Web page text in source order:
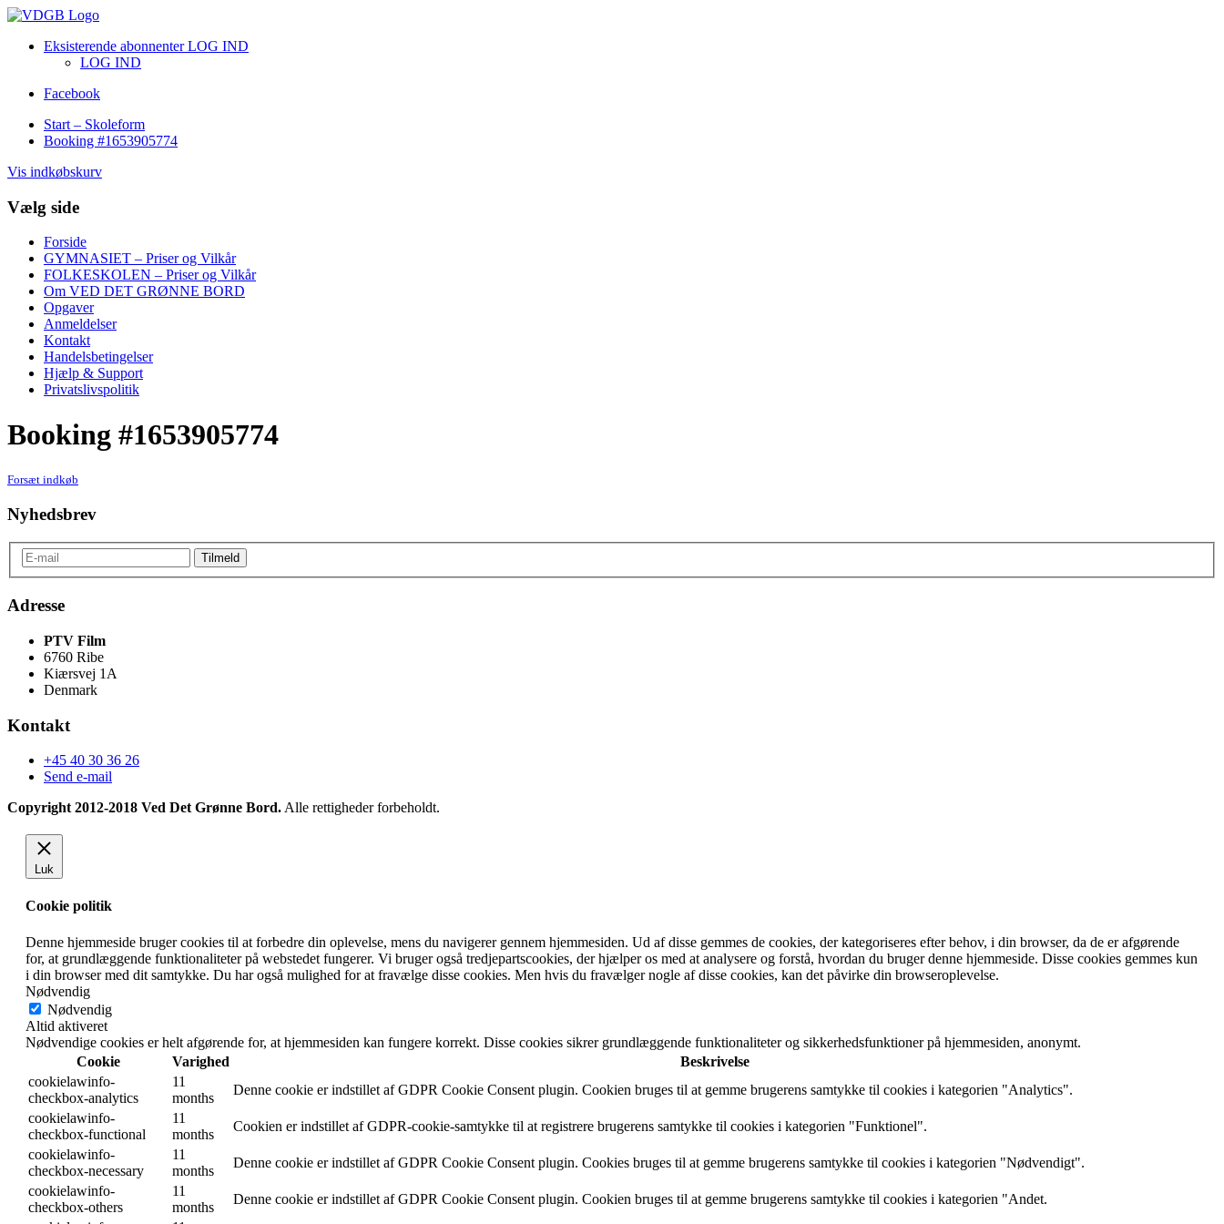
Eksisterende abonnenter LOG IND
LOG IND
Facebook
Start – Skoleform
Booking #1653905774
Vis indkøbskurv
Vælg side
Forside
GYMNASIET – Priser og Vilkår
FOLKESKOLEN – Priser og Vilkår
Om VED DET GRØNNE BORD
Opgaver
Anmeldelser
Kontakt
Handelsbetingelser
Hjælp & Support
Privatslivspolitik
Booking #1653905774
Forsæt indkøb
Nyhedsbrev
Adresse
PTV Film
6760 Ribe
Kiærsvej 1A
Denmark
Kontakt
+45 40 30 36 26
Send e-mail
Copyright 2012-2018 Ved Det Grønne Bord. Alle rettigheder forbeholdt.
Luk
Cookie politik
Denne hjemmeside bruger cookies til at forbedre din oplevelse, mens du navigerer gennem hjemmesiden. Ud af disse gemmes de cookies, der kategoriseres efter behov, i din browser, da de er afgørende
for, at grundlæggende funktionaliteter på webstedet fungerer. Vi bruger også tredjepartscookies, der hjælper os med at analysere og forstå, hvordan du bruger denne hjemmeside. Disse cookies gemmes kun
i din browser med dit samtykke. Du har også mulighed for at fravælge disse cookies. Men hvis du fravælger nogle af disse cookies, kan det påvirke din browseroplevelse.
Nødvendig
Nødvendig
Altid aktiveret
Nødvendige cookies er helt afgørende for, at hjemmesiden kan fungere korrekt. Disse cookies sikrer grundlæggende funktionaliteter og sikkerhedsfunktioner på hjemmesiden, anonymt.
Cookie
Varighed
Beskrivelse
cookielawinfo-
checkbox-analytics
11
months
Denne cookie er indstillet af GDPR Cookie Consent plugin. Cookien bruges til at gemme brugerens samtykke til cookies i kategorien "Analytics".
cookielawinfo-
checkbox-functional
11
months
Cookien er indstillet af GDPR-cookie-samtykke til at registrere brugerens samtykke til cookies i kategorien "Funktionel".
cookielawinfo-
checkbox-necessary
11
months
Denne cookie er indstillet af GDPR Cookie Consent plugin. Cookies bruges til at gemme brugerens samtykke til cookies i kategorien "Nødvendigt".
cookielawinfo-
checkbox-others
11
months
Denne cookie er indstillet af GDPR Cookie Consent plugin. Cookien bruges til at gemme brugerens samtykke til cookies i kategorien "Andet.